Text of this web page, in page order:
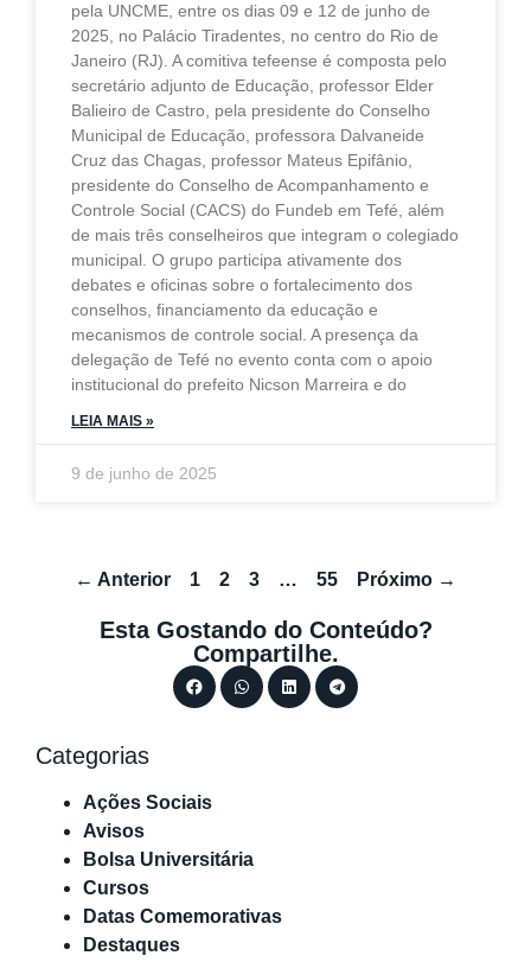
pela UNCME, entre os dias 09 e 12 de junho de
2025, no Palácio Tiradentes, no centro do Rio de
Janeiro (RJ). A comitiva tefeense é composta pelo
secretário adjunto de Educação, professor Elder
Balieiro de Castro, pela presidente do Conselho
Municipal de Educação, professora Dalvaneide
Cruz das Chagas, professor Mateus Epifânio,
presidente do Conselho de Acompanhamento e
Controle Social (CACS) do Fundeb em Tefé, além
de mais três conselheiros que integram o colegiado
municipal. O grupo participa ativamente dos
debates e oficinas sobre o fortalecimento dos
conselhos, financiamento da educação e
mecanismos de controle social. A presença da
delegação de Tefé no evento conta com o apoio
institucional do prefeito Nicson Marreira e do
LEIA MAIS »
9 de junho de 2025
← Anterior 1 2 3 … 55 Próximo →
Esta Gostando do Conteúdo?
Compartilhe.
Categorias
Ações Sociais
Avisos
Bolsa Universitária
Cursos
Datas Comemorativas
Destaques